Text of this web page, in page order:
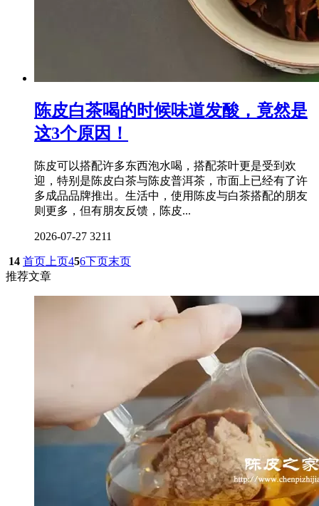
陈皮白茶喝的时候味道发酸，竟然是
这3个原因！
陈皮可以搭配许多东西泡水喝，搭配茶叶更是受到欢
迎，特别是陈皮白茶与陈皮普洱茶，市面上已经有了许
多成品品牌推出。生活中，使用陈皮与白茶搭配的朋友
则更多，但有朋友反馈，陈皮...
2026-07-27 3211
14 首页 上页456下页末页
推荐文章